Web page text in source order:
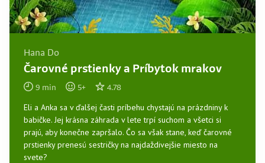
Hana Do
Čarovné prstienky a Príbytok mrakov
9 min 5+ 4.78
Eli a Anka sa v ďalšej časti príbehu chystajú na prázdniny k
babičke. Jej krásna záhrada v lete trpí suchom a všetci si
prajú, aby konečne zapršalo. Čo sa však stane, keď čarovné
prstienky prenesú sestričky na najdaždivejšie miesto na
svete?